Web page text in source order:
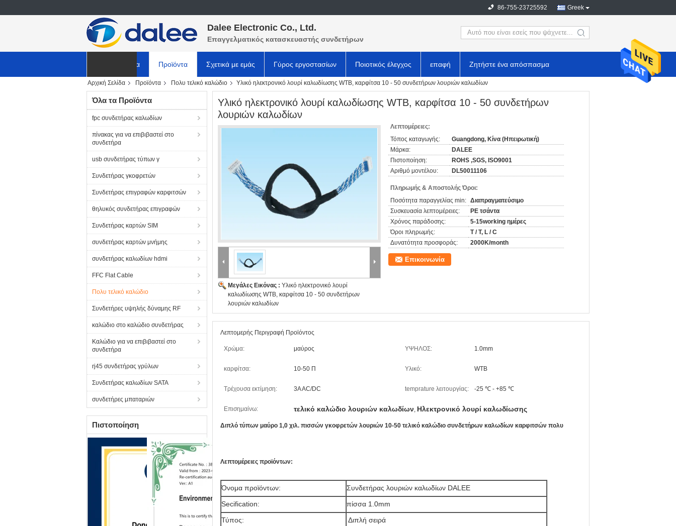
Greek
86-755-23725592
Dalee Electronic Co., Ltd.
Επαγγελματικός κατασκευαστής συνδετήρων search
Αρχική Σελίδα Προϊόντα Σχετικά με εμάς Γύρος εργοστασίων Ποιοτικός έλεγχος επαφή Ζητήστε ένα απόσπασμα
ΕΙΔΗΣΕΙΣ
Αρχική Σελίδα Προϊόντα Πολυ τελικό καλώδιο Υλικό ηλεκτρονικό λουρί καλωδίωσης WTB, καρφίτσα 10 - 50 συνδετήρων λουριών καλωδίων
Όλα τα Προϊόντα
fpc συνδετήρας καλωδίων
πίνακας για να επιβιβαστεί στο
συνδετήρα
usb συνδετήρας τύπων γ
Συνδετήρας γκοφρετών
Συνδετήρας επιγραφών καρφιτσών
θηλυκός συνδετήρας επιγραφών
Συνδετήρας καρτών SIM
συνδετήρας καρτών μνήμης
συνδετήρας καλωδίων hdmi
FFC Flat Cable
Πολυ τελικό καλώδιο
Συνδετήρες υψηλής δύναμης RF
καλώδιο στο καλώδιο συνδετήρας
Καλώδιο για να επιβιβαστεί στο
συνδετήρα
rj45 συνδετήρας γρύλων
Συνδετήρας καλωδίων SATA
συνδετήρες μπαταριών
Πιστοποίηση
Υλικό ηλεκτρονικό λουρί καλωδίωσης WTB, καρφίτσα 10 - 50 συνδετήρων
λουριών καλωδίων
Μεγάλες Εικόνας : Υλικό ηλεκτρονικό λουρί
καλωδίωσης WTB, καρφίτσα 10 - 50 συνδετήρων
λουριών καλωδίων
Λεπτομέρειες:
Τόπος καταγωγής:
Guangdong, Κίνα (Ηπειρωτική)
Μάρκα:
DALEE
Πιστοποίηση:
ROHS ,SGS, ISO9001
Αριθμό μοντέλου:
DL50011106
Πληρωμής & Αποστολής Όροι:
Ποσότητα παραγγελίας min: Διαπραγματεύσιμο
Συσκευασία λεπτομέρειες:
PE τσάντα
Χρόνος παράδοσης:
5-15working ημέρες
Όροι πληρωμής:
T / T, L / C
Δυνατότητα προσφοράς:
2000K/month
Επικοινωνία
Λεπτομερής Περιγραφή Προϊόντος
Χρώμα: μαύρος ΥΨΗΛΟΣ: 1.0mm
καρφίτσα: 10-50 Π Υλικό: WTB
Τρέχουσα εκτίμηση: 3A AC/DC temprature λειτουργίας: -25 ℃ - +85 ℃
Επισημαίνω: τελικό καλώδιο λουριών καλωδίων, Ηλεκτρονικό λουρί καλωδίωσης
Διπλό τύπων μαύρο 1,0 χιλ. πισσών γκοφρετών λουριών 10-50 τελικό καλώδιο συνδετήρων καλωδίων καρφιτσών πολυ
Λεπτομέρειες προϊόντων:
Όνομα προϊόντων:
Συνδετήρας λουριών καλωδίων DALEE
Secification:
πίσσα 1.0mm
Τύπος:
Διπλή σειρά